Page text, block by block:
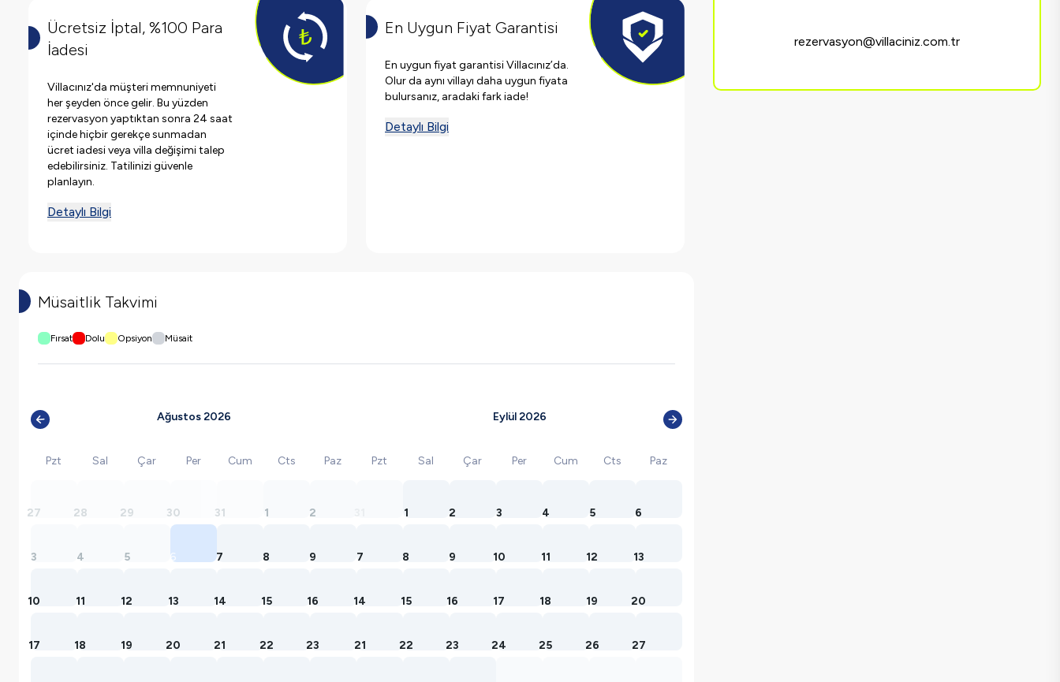
Ücretsiz İptal, %100 Para
İadesi
Villacınız'da müşteri memnuniyeti
her şeyden önce gelir. Bu yüzden
rezervasyon yaptıktan sonra 24 saat
içinde hiçbir gerekçe sunmadan
ücret iadesi veya villa değişimi talep
edebilirsiniz. Tatilinizi güvenle
planlayın.
Detaylı Bilgi
En Uygun Fiyat Garantisi
En uygun fiyat garantisi Villacınız’da.
Olur da aynı villayı daha uygun fiyata
bulursanız, aradaki fark iade!
Detaylı Bilgi
Müsaitlik Takvimi
Fırsat Dolu Opsiyon Müsait
Ağustos 2026
Pzt Sal Çar Per Cum Cts Paz
27 28 29 30 31 1 2
3 4 5 6 7 8 9
10 11 12 13 14 15 16
17 18 19 20 21 22 23
Eylül 2026
Pzt Sal Çar Per Cum Cts Paz
1 2 3 4 5 6
7 8 9 10 11 12 13
14 15 16 17 18 19 20
21 22 23 24 25 26 27
rezervasyon@villaciniz.com.tr